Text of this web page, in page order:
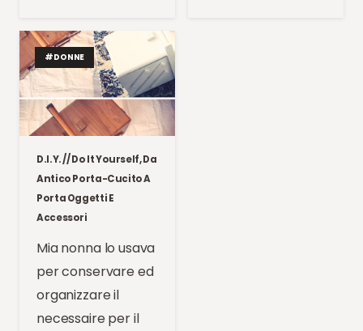
#DONNE
D.I.Y. // Do It Yourself, Da
Antico Porta-Cucito A
Porta Oggetti E
Accessori
Mia nonna lo usava
per conservare ed
organizzare il
necessaire per il